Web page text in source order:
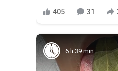
405 31
6 h 39 min